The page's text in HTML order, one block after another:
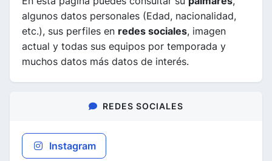
algunos datos personales (Edad, nacionalidad,
etc.), sus perfiles en redes sociales, imagen
actual y todas sus equipos por temporada y
muchos datos más datos de interés.
REDES SOCIALES
Instagram